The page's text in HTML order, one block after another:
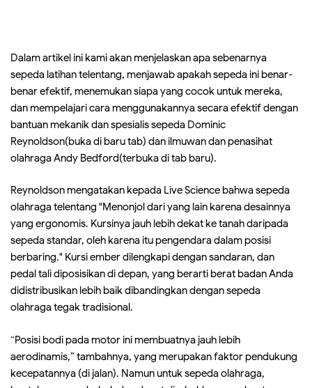
Dalam artikel ini kami akan menjelaskan apa sebenarnya
sepeda latihan telentang, menjawab apakah sepeda ini benar-
benar efektif, menemukan siapa yang cocok untuk mereka,
dan mempelajari cara menggunakannya secara efektif dengan
bantuan mekanik dan spesialis sepeda Dominic
Reynoldson(buka di baru tab) dan ilmuwan dan penasihat
olahraga Andy Bedford(terbuka di tab baru).
Reynoldson mengatakan kepada Live Science bahwa sepeda
olahraga telentang "Menonjol dari yang lain karena desainnya
yang ergonomis. Kursinya jauh lebih dekat ke tanah daripada
sepeda standar, oleh karena itu pengendara dalam posisi
berbaring." Kursi ember dilengkapi dengan sandaran, dan
pedal tali diposisikan di depan, yang berarti berat badan Anda
didistribusikan lebih baik dibandingkan dengan sepeda
olahraga tegak tradisional.
“Posisi bodi pada motor ini membuatnya jauh lebih
aerodinamis,” tambahnya, yang merupakan faktor pendukung
kecepatannya (di jalan). Namun untuk sepeda olahraga,